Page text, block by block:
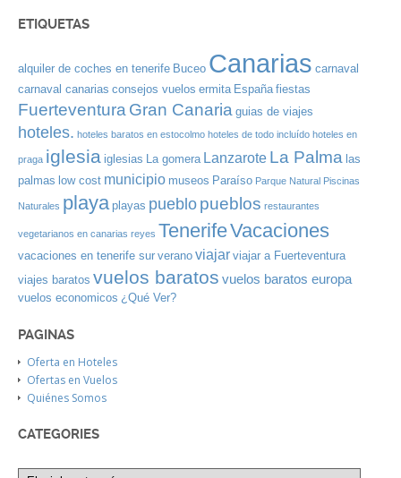
ETIQUETAS
alquiler de coches en tenerife Buceo Canarias carnaval
carnaval canarias consejos vuelos ermita España fiestas
Fuerteventura Gran Canaria guias de viajes
hoteles. hoteles baratos en estocolmo hoteles de todo incluído hoteles en
praga iglesia iglesias La gomera Lanzarote La Palma las
palmas low cost municipio museos Paraíso Parque Natural Piscinas
Naturales playa playas pueblo pueblos restaurantes
vegetarianos en canarias reyes TenerifeVacaciones
vacaciones en tenerife sur verano viajar viajar a Fuerteventura
viajes baratos vuelos baratos vuelos baratos europa
vuelos economicos ¿Qué Ver?
PAGINAS
Oferta en Hoteles
Ofertas en Vuelos
Quiénes Somos
CATEGORIES